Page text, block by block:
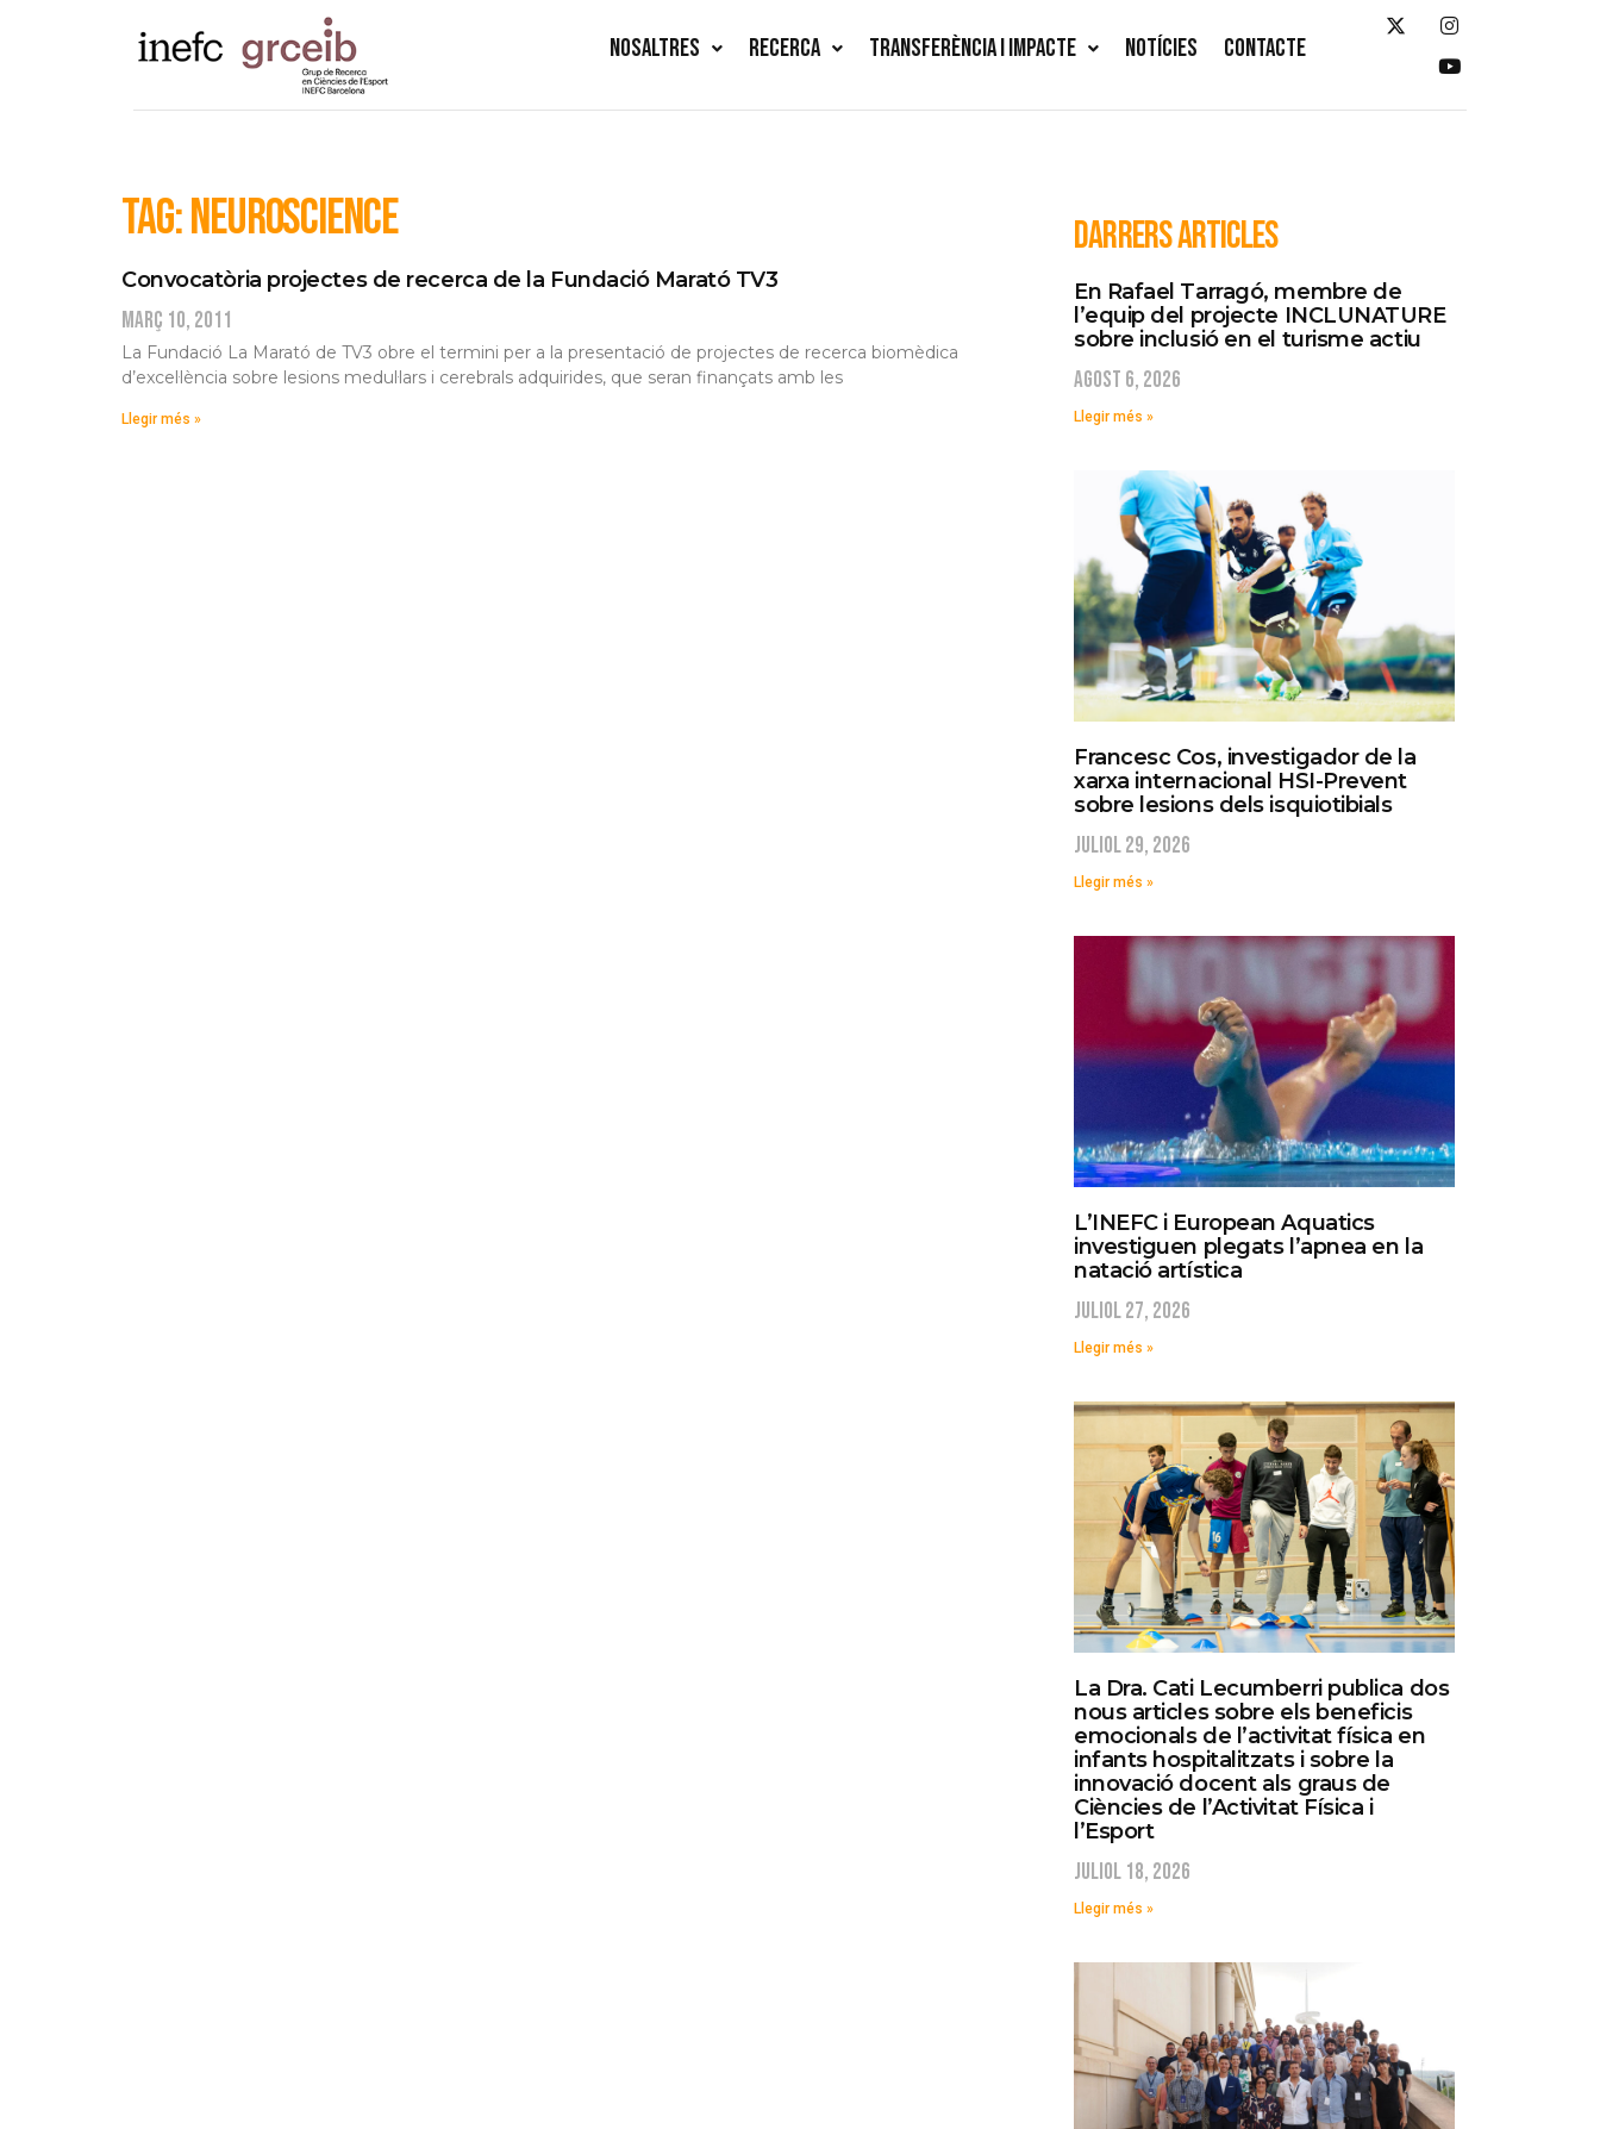
NOSALTRES RECERCA TRANSFERÈNCIA I IMPACTE NOTÍCIES CONTACTE
Tag: Neuroscience
Convocatòria projectes de recerca de la Fundació Marató TV3
març 10, 2011
La Fundació La Marató de TV3 obre el termini per a la presentació de projectes de recerca biomèdica
d’excel·lència sobre lesions medul·lars i cerebrals adquirides, que seran finançats amb les
Llegir més »
DARRERS ARTICLES
En Rafael Tarragó, membre de
l’equip del projecte INCLUNATURE
sobre inclusió en el turisme actiu
agost 6, 2026
Llegir més »
Francesc Cos, investigador de la
xarxa internacional HSI-Prevent
sobre lesions dels isquiotibials
juliol 29, 2026
Llegir més »
L’INEFC i European Aquatics
investiguen plegats l’apnea en la
natació artística
juliol 27, 2026
Llegir més »
La Dra. Cati Lecumberri publica dos
nous articles sobre els beneficis
emocionals de l’activitat física en
infants hospitalitzats i sobre la
innovació docent als graus de
Ciències de l’Activitat Física i
l’Esport
juliol 18, 2026
Llegir més »